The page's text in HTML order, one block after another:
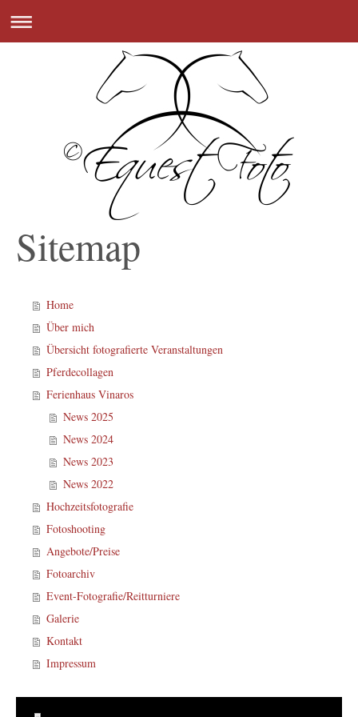
Sitemap
Home
Über mich
Übersicht fotografierte Veranstaltungen
Pferdecollagen
Ferienhaus Vinaros
News 2025
News 2024
News 2023
News 2022
Hochzeitsfotografie
Fotoshooting
Angebote/Preise
Fotoarchiv
Event-Fotografie/Reitturniere
Galerie
Kontakt
Impressum